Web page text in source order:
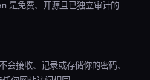
是免费、开源且已独立审计的
接收、记录或存储你的密码、